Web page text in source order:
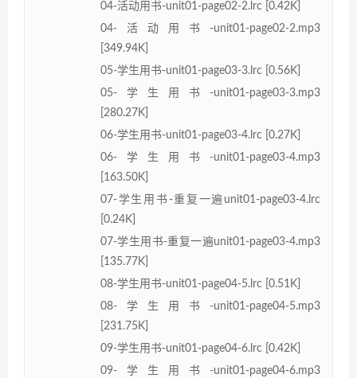
04-活动用书-unit01-page02-2.lrc [0.42K]
04-活动用书-unit01-page02-2.mp3
[349.94K]
05-学生用书-unit01-page03-3.lrc [0.56K]
05-学生用书-unit01-page03-3.mp3
[280.27K]
06-学生用书-unit01-page03-4.lrc [0.27K]
06-学生用书-unit01-page03-4.mp3
[163.50K]
07-学生用书-重复一遍unit01-page03-4.lrc
[0.24K]
07-学生用书-重复一遍unit01-page03-4.mp3
[135.77K]
08-学生用书-unit01-page04-5.lrc [0.51K]
08-学生用书-unit01-page04-5.mp3
[231.75K]
09-学生用书-unit01-page04-6.lrc [0.42K]
09-学生用书-unit01-page04-6.mp3